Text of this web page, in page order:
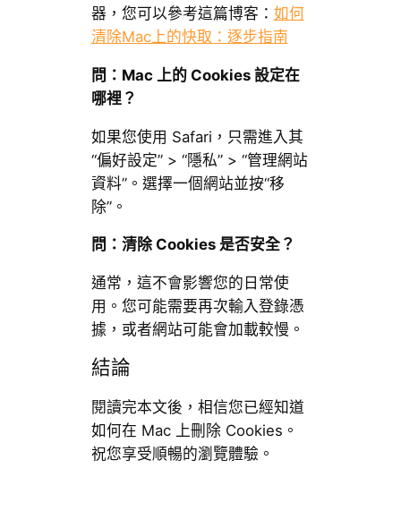
器，您可以參考這篇博客： 如何
清除Mac上的快取：逐步指南
問：Mac 上的 Cookies 設定在
哪裡？
如果您使用 Safari，只需進入其
“偏好設定” > “隱私” > “管理網站
資料”。選擇一個網站並按“移
除”。
問：清除 Cookies 是否安全？
通常，這不會影響您的日常使
用。您可能需要再次輸入登錄憑
據，或者網站可能會加載較慢。
結論
閱讀完本文後，相信您已經知道
如何在 Mac 上刪除 Cookies。
祝您享受順暢的瀏覽體驗。